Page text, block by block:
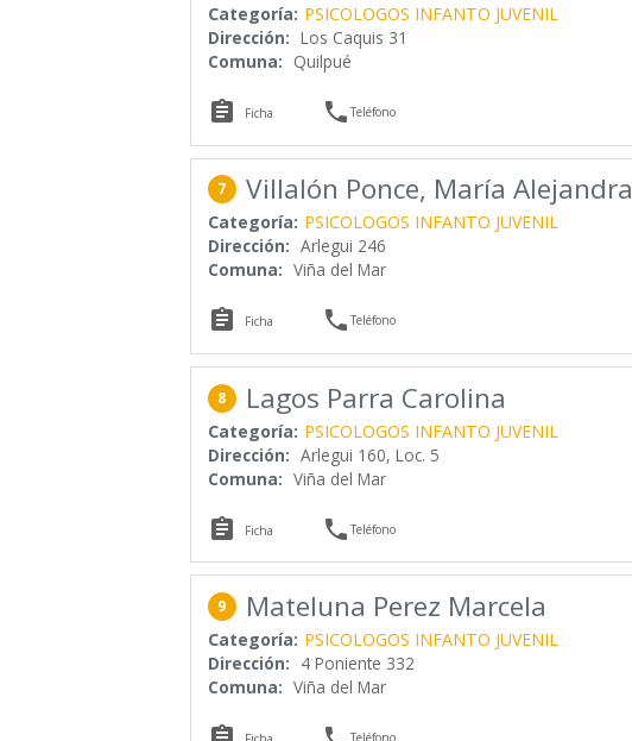
Categoría: PSICOLOGOS INFANTO JUVENIL
Dirección: Los Caquis 31
Comuna: Quilpué
 Ficha Teléfono
7 Villalón Ponce, María Alejandra
Categoría: PSICOLOGOS INFANTO JUVENIL
Dirección: Arlegui 246
Comuna: Viña del Mar
 Ficha Teléfono
8 Lagos Parra Carolina
Categoría: PSICOLOGOS INFANTO JUVENIL
Dirección: Arlegui 160, Loc. 5
Comuna: Viña del Mar
 Ficha Teléfono
9 Mateluna Perez Marcela
Categoría: PSICOLOGOS INFANTO JUVENIL
Dirección: 4 Poniente 332
Comuna: Viña del Mar
Teléfono